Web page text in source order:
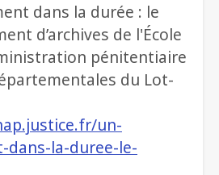
dans la durée : le
d’archives de l'École
pénitentiaire
du Lot-
un-
dans-la-duree-le-